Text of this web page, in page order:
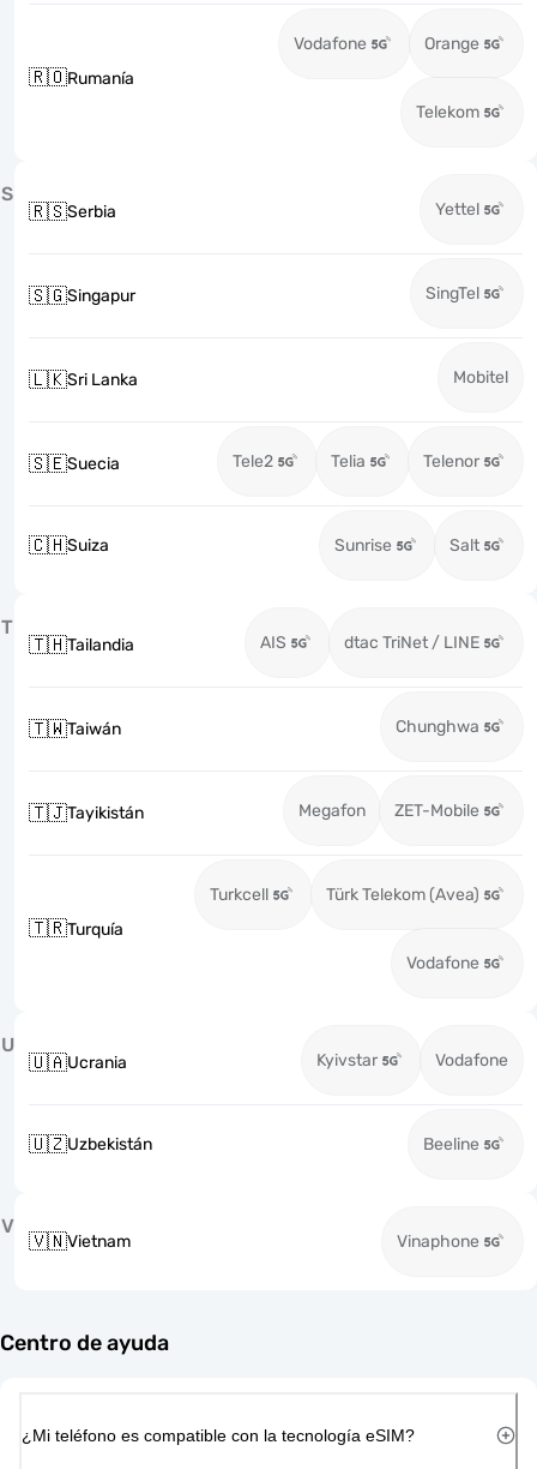
🇷🇴Rumanía
Vodafone Orange
Telekom
S
🇷🇸Serbia Yettel
🇸🇬Singapur SingTel
🇱🇰Sri Lanka Mobitel
🇸🇪Suecia Tele2 Telia Telenor
🇨🇭Suiza Sunrise Salt
T
🇹🇭Tailandia AIS dtac TriNet / LINE
🇹🇼Taiwán Chunghwa
🇹🇯Tayikistán Megafon ZET-Mobile
🇹🇷Turquía
Turkcell Türk Telekom (Avea)
Vodafone
U
🇺🇦Ucrania Kyivstar Vodafone
🇺🇿Uzbekistán Beeline
V
🇻🇳Vietnam Vinaphone
Centro de ayuda
¿Mi teléfono es compatible con la tecnología eSIM?